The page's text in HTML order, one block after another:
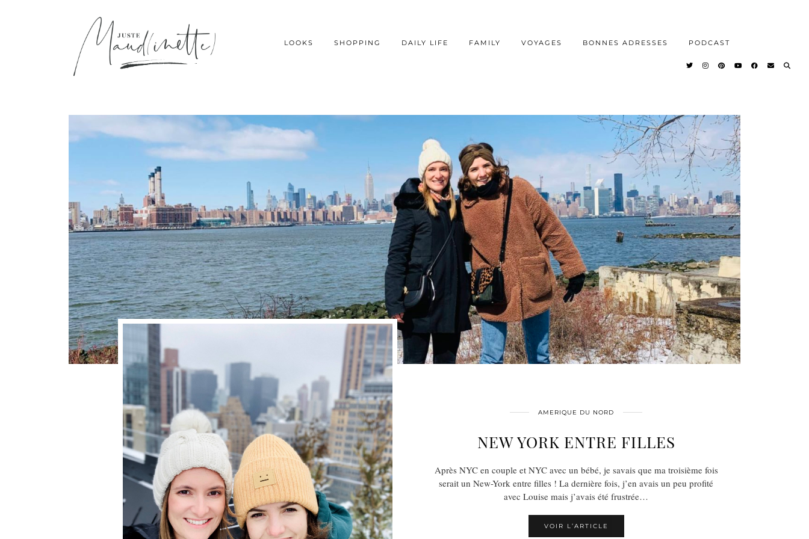
LOOKS SHOPPING DAILY LIFE FAMILY VOYAGES BONNES ADRESSES PODCAST
AMERIQUE DU NORD
NEW YORK ENTRE FILLES
Après NYC en couple et NYC avec un bébé, je savais que ma troisième fois
serait un New-York entre filles ! La dernière fois, j’en avais un peu profité
avec Louise mais j’avais été frustrée…
VOIR L’ARTICLE